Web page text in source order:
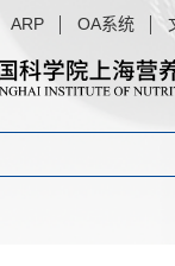
ARP OA系统